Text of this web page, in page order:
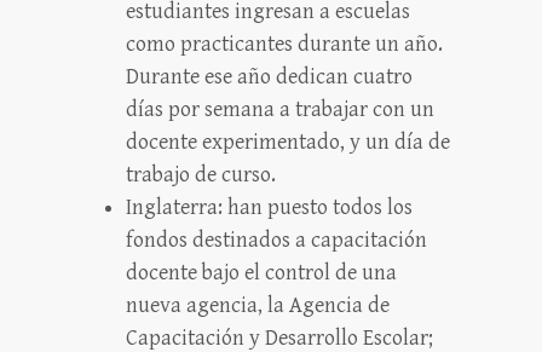
estudiantes ingresan a escuelas
como practicantes durante un año.
Durante ese año dedican cuatro
días por semana a trabajar con un
docente experimentado, y un día de
trabajo de curso.
Inglaterra: han puesto todos los
fondos destinados a capacitación
docente bajo el control de una
nueva agencia, la Agencia de
Capacitación y Desarrollo Escolar;